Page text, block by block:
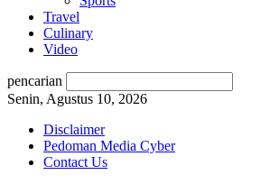
Travel
Culinary
Video
pencarian
Senin, Agustus 10, 2026
Disclaimer
Pedoman Media Cyber
Contact Us